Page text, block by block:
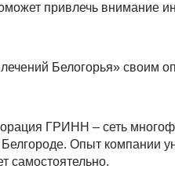
привлечь внимание
Белогорья» своим
ГРИНН – сеть
Опыт компании
самостоятельно.